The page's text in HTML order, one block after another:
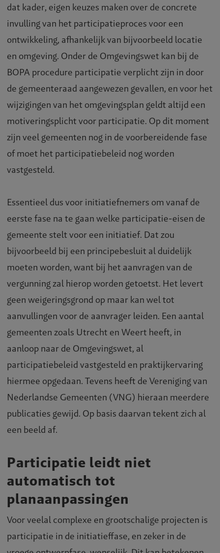
dat kader, eigen keuzes maken over de concrete
invulling van het participatieproces voor een
ontwikkeling, afhankelijk van bijvoorbeeld locatie
en omgeving. Onder de Omgevingswet kan bij de
BOPA procedure participatie verplicht zijn in door
de gemeenteraad aangewezen gevallen, en voor het
wijzigingen van het omgevingsplan geldt altijd een
motiveringsplicht voor participatie. Op dit moment
zijn veel gemeenten nog in de voorbereidende fase
of moet het participatiebeleid nog worden
vastgesteld.
Essentieel dus voor initiatiefnemers om vanaf de
eerste fase na te gaan welke participatie-eisen de
gemeente stelt voor een initiatief. Dat zou
bijvoorbeeld bij een principebesluit al duidelijk
moeten worden, want bij het aanvragen van de
vergunning zal hierop worden getoetst. Het levert
geen weigeringsgrond op maar kan wel tot
aanvullingen voor de aanvrager leiden. Een aantal
gemeenten zoals Utrecht en Weert heeft, in
aanloop naar de Omgevingswet, al
participatiebeleid vastgesteld en praktijkervaring
hiermee opgedaan. Tevens heeft de Vereniging van
Nederlandse Gemeenten (VNG) hieraan meerdere
publicaties gewijd. Op basis daarvan tekent zich al
een beeld af.
Participatie leidt niet
automatisch tot
planaanpassingen
Voor veelal complexe en grootschalige projecten is
participatie in de initiatieffase, en zeker in de